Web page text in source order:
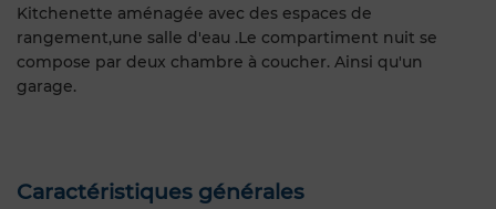
Kitchenette aménagée avec des espaces de
rangement,une salle d'eau .Le compartiment nuit se
compose par deux chambre à coucher. Ainsi qu'un
garage.
Caractéristiques générales